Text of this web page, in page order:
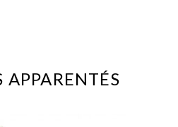
APPARENTÉS